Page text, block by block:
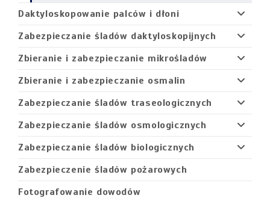
Daktyloskopowanie palców i dłoni
Zabezpieczanie śladów daktyloskopijnych
Zbieranie i zabezpieczanie mikrośladów
Zbieranie i zabezpieczanie osmalin
Zabezpieczanie śladów traseologicznych
Zabezpieczanie śladów osmologicznych
Zabezpieczanie śladów biologicznych
Zabezpieczenie śladów pożarowych
Fotografowanie dowodów